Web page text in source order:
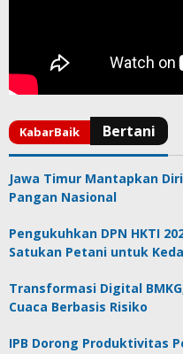
Jawa Timur Mantapkan
Pangan Nasional
Pengukuhkan DPN HKTI
Satukan Petani untuk
Transformasi Digital
Cuaca Berbasis Risiko
IPB Dorong Produktivitas